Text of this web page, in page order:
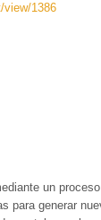
view/1386
un
para generar